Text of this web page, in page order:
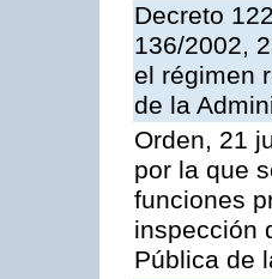
Decreto
136/2002,
el régimen
de la
Orden, 21
por la que
funciones
inspección
Pública de